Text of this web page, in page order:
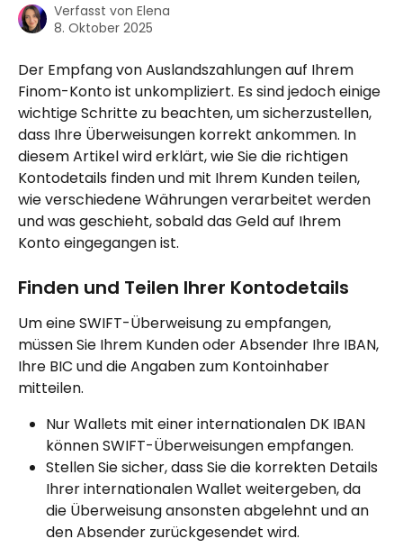
Verfasst von Elena
8. Oktober 2025
Der Empfang von Auslandszahlungen auf Ihrem
Finom-Konto ist unkompliziert. Es sind jedoch einige
wichtige Schritte zu beachten, um sicherzustellen,
dass Ihre Überweisungen korrekt ankommen. In
diesem Artikel wird erklärt, wie Sie die richtigen
Kontodetails finden und mit Ihrem Kunden teilen,
wie verschiedene Währungen verarbeitet werden
und was geschieht, sobald das Geld auf Ihrem
Konto eingegangen ist.
Finden und Teilen Ihrer Kontodetails
Um eine SWIFT-Überweisung zu empfangen,
müssen Sie Ihrem Kunden oder Absender Ihre IBAN,
Ihre BIC und die Angaben zum Kontoinhaber
mitteilen.
Nur Wallets mit einer internationalen DK IBAN
können SWIFT-Überweisungen empfangen.
Stellen Sie sicher, dass Sie die korrekten Details
Ihrer internationalen Wallet weitergeben, da
die Überweisung ansonsten abgelehnt und an
den Absender zurückgesendet wird.